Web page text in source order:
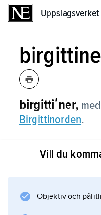
Uppslagsverket
birgittiʹner,
Birgittinorden.
Vill du
Objektiv och